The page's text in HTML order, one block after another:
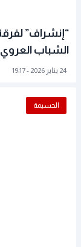
“إنشراف”
الشباب
24 يناير 2026 - 19:17
الحسيمة